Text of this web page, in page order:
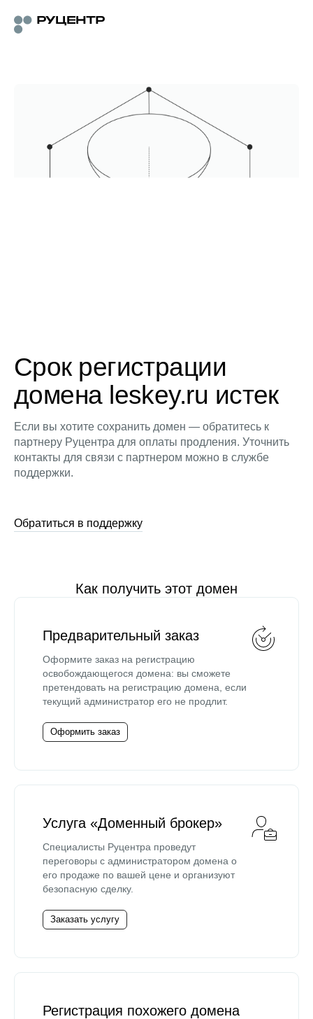
Срок регистрации
домена leskey.ru истек
Если вы хотите сохранить домен — обратитесь к
партнеру Руцентра для оплаты продления. Уточнить
контакты для связи с партнером можно в службе
поддержки.
Обратиться в поддержку
Как получить этот домен
Предварительный заказ
Оформите заказ на регистрацию
освобождающегося домена: вы сможете
претендовать на регистрацию домена, если
текущий администратор его не продлит.
Оформить заказ
Услуга «Доменный брокер»
Специалисты Руцентра проведут
переговоры с администратором домена о
его продаже по вашей цене и организуют
безопасную сделку.
Заказать услугу
Регистрация похожего домена